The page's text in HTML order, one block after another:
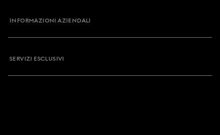
INFORMAZIONI AZIENDALI
SERVIZI ESCLUSIVI